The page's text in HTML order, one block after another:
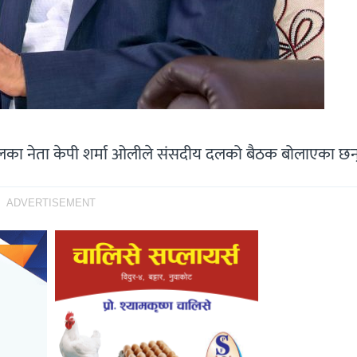
नेता केपी शर्मा ओलीले संसदीय दलको बैठक बोलाएका
ADVERTISEMENT